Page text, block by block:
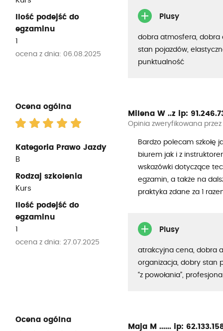
Ilość podejść do
egzaminu
1
ocena z dnia: 06.08.2025
Plusy
dobra atmosfera, dobra
stan pojazdów,
punktualność
Ocena ogólna
Kategoria Prawo Jazdy
B
Rodzaj szkolenia
Kurs
Ilość podejść do
egzaminu
1
ocena z dnia: 27.07.2025
Milena W ..z ip:
Opinia zweryfikowana
Bardzo polecam szkołę
biurem jak i z
wskazówki dotyczące
egzamin, a także na
praktyka zdane za 1
Plusy
atrakcyjna cena, dobra
organizacja, dobry stan
“z powołania”,
Ocena ogólna
Maja M ...... ip: